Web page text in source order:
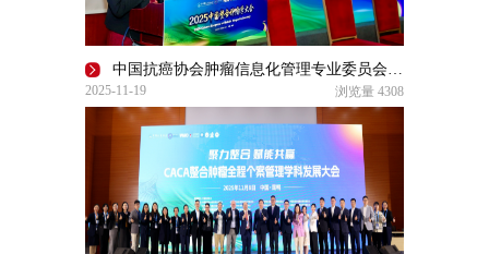
中国抗癌协会肿瘤信息化管理专业委员会2025年度学术会议暨
2025-11-19 浏览量 4308